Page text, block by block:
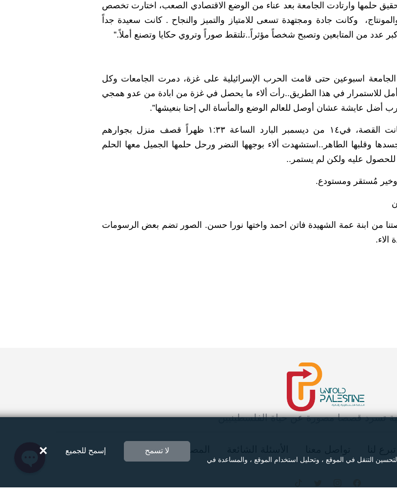
حلمها وارتادت الجامعة بعد عناء من الوضع الاقتصادي الصعب، اختارت تخصص
والمونتاج، وكانت جادة ومجتهدة تسعى للامتياز والتميز والنجاح . كانت سعيدة جداً
عدد من المتابعين وتصبح شخصاً مؤثراً..تلتقط صوراً وتروي حكايا وتصنع أملاً.”
الجامعة اسبوعين حتى قامت الحرب الإسرائيلية على غزة، دمرت الجامعات وكل
أمل للاستمرار في هذا الطريق..رأت ألاء ما يحصل في غزة من ابادة من عدو همجي
أضل عايشة عشان أوصل للعالم الوضع والمأساة الي إحنا بنعيشها”.
ولكنها هي من كانت القصة، في١٤ من ديسمبر البارد الساعة ١:٣٣ ظهراً قصف منزل بجوارهم
وقلبها الطاهر..استشهدت ألاء بوجهها النضر ورحل حلمها الجميل معها الحلم
عليه ولكن لم يستمر..
مُستقر ومستودع.
من ابنة عمة الشهيدة فاتن احمد واختها نورا حسن. الصور تضم بعض الرسومات
الاء.
تسرد قصصا مصورة عن حياة الفلسطينيين
التنقل في الموقع ، وتحليل استخدام الموقع ، والمساعدة في
لا تسمح إسمح للجميع ×